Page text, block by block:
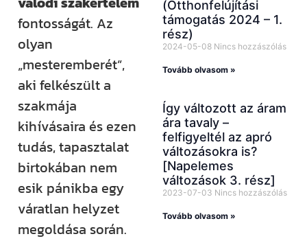
fontosságát. Az
olyan
„mesteremberét”,
aki felkészült a
szakmája
kihívásaira és ezen
tudás, tapasztalat
birtokában nem
esik pánikba egy
váratlan helyzet
megoldása során.
(Otthonfelújítási
támogatás 2024 – 1.
rész)
2024-05-08 Nincs hozzászólás
Tovább olvasom »
Így változott az áram
ára tavaly –
felfigyeltél az apró
változásokra is?
[Napelemes
változások 3. rész]
2023-07-03 Nincs hozzászólás
Tovább olvasom »